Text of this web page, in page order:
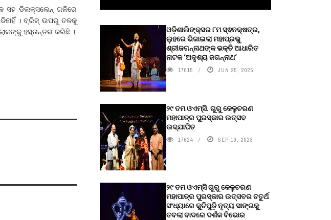
ସହ ଡିଲକ୍ସଲେନ୍ ଗଳିରେ
। ବ୍ରିଜ୍ ଉପରୁ ତଳକୁ
ହସ୍ତାନ୍ତର କରିଛି ।
ଓଡ଼ିଶାଲିଙ୍କ୍ସର ୮ମ ସ୍ଵନକ୍ଷତ୍ର,
ଲୁହରେ ଭିଜାଇଲା ମହାପ୍ରଭୁ
ଶ୍ରୀଜଗନ୍ନାଥଙ୍କ ଭକ୍ତି ଆଧାରିତ
ନାଟକ ‘ଅଦୃଶ୍ୟ ଜଗନ୍ନାଥ‘
17015 JUN 25, 2025
୨୯ ତମ ଓଏମ୍‌ସି. ଗୁରୁ କେଳୁଚରଣ
ମହାପାତ୍ର ପୁରସ୍କାର ଉତ୍ସବ
ଉଦ୍‍ଯାପିତ
17624 SEP 10, 2023
୨୯ ତମ ଓଏମ୍‌ସି ଗୁରୁ କେଳୁଚରଣ
ମହାପାତ୍ର ପୁରସ୍କାର ଉତ୍ସବର ଚତୁର୍ଥ
ସଂଧ୍ୟାରେ କୁଚିପୁଡ଼ି ନୃତ୍ୟ ସାଙ୍ଗକୁ
ତବଲା ବାଦରେ ଦର୍ଶକ ବିଭୋର